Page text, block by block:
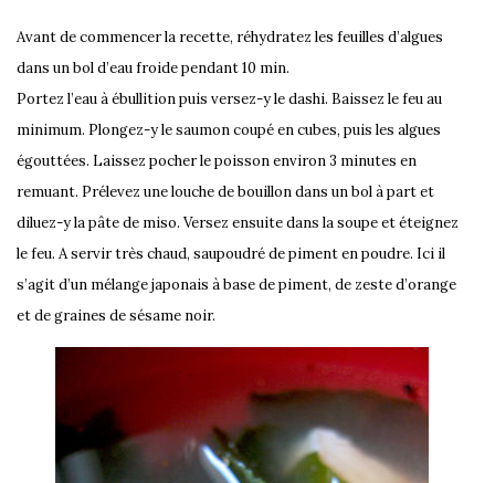
Avant de commencer la recette, réhydratez les feuilles d’algues
dans un bol d’eau froide pendant 10 min.
Portez l’eau à ébullition puis versez-y le dashi. Baissez le feu au
minimum. Plongez-y le saumon coupé en cubes, puis les algues
égouttées. Laissez pocher le poisson environ 3 minutes en
remuant. Prélevez une louche de bouillon dans un bol à part et
diluez-y la pâte de miso. Versez ensuite dans la soupe et éteignez
le feu. A servir très chaud, saupoudré de piment en poudre. Ici il
s’agit d’un mélange japonais à base de piment, de zeste d’orange
et de graines de sésame noir.